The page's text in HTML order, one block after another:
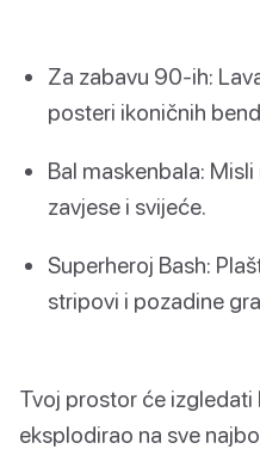
Za zabavu 90-ih:
posteri ikoničnih
Bal maskenbala:
zavjese i svijeće.
Superheroj Bash:
stripovi i pozadine
Tvoj prostor će izgledati
eksplodirao na sve